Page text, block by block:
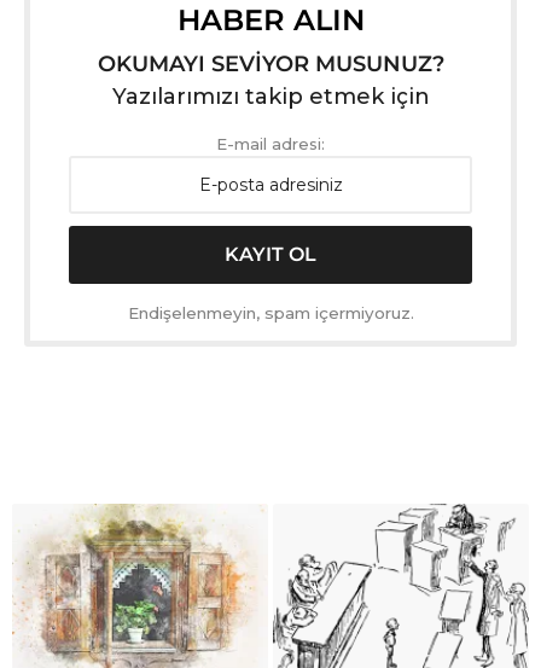
HABER ALIN
OKUMAYI SEVİYOR MUSUNUZ?
Yazılarımızı takip etmek için
E-mail adresi:
Endişelenmeyin, spam içermiyoruz.